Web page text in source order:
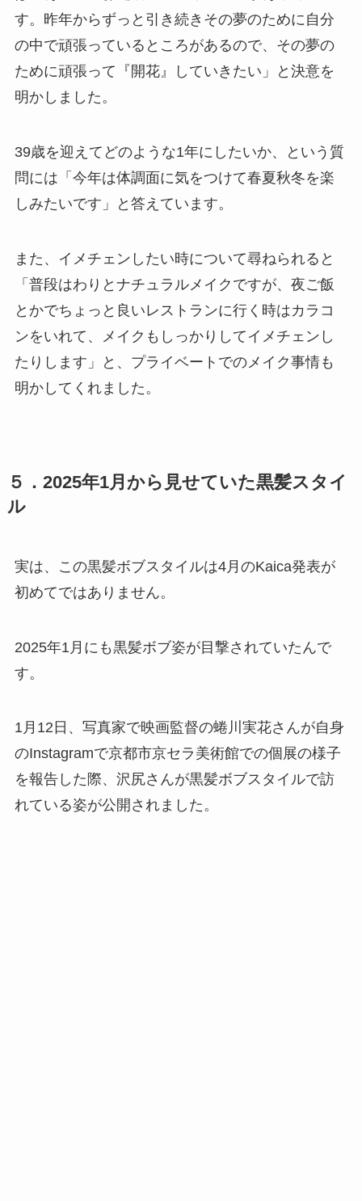
す。昨年からずっと引き続きその夢のために自分
の中で頑張っているところがあるので、その夢の
ために頑張って『開花』していきたい」と決意を
明かしました。
39歳を迎えてどのような1年にしたいか、という質
問には「今年は体調面に気をつけて春夏秋冬を楽
しみたいです」と答えています。
また、イメチェンしたい時について尋ねられると
「普段はわりとナチュラルメイクですが、夜ご飯
とかでちょっと良いレストランに行く時はカラコ
ンをいれて、メイクもしっかりしてイメチェンし
たりします」と、プライベートでのメイク事情も
明かしてくれました。
５．2025年1月から見せていた黒髪スタイ
ル
実は、この黒髪ボブスタイルは4月のKaica発表が
初めてではありません。
2025年1月にも黒髪ボブ姿が目撃されていたんで
す。
1月12日、写真家で映画監督の蜷川実花さんが自身
のInstagramで京都市京セラ美術館での個展の様子
を報告した際、沢尻さんが黒髪ボブスタイルで訪
れている姿が公開されました。